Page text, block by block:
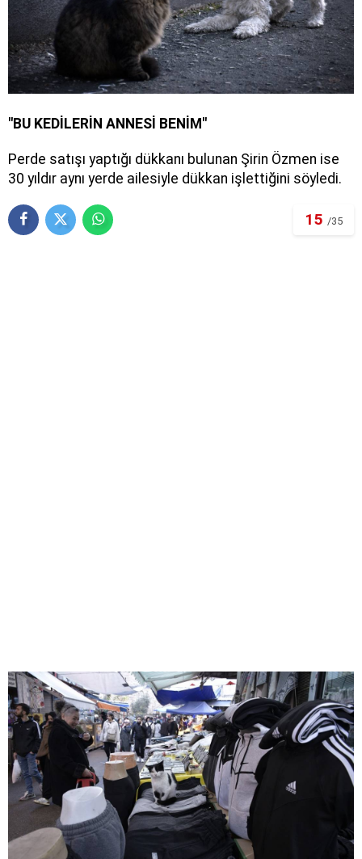
"BU KEDİLERİN ANNESİ BENİM"
Perde satışı yaptığı dükkanı bulunan Şirin Özmen ise
30 yıldır aynı yerde ailesiyle dükkan işlettiğini söyledi.
15 /35